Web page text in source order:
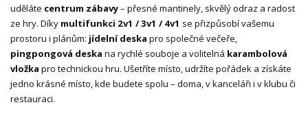
uděláte centrum zábavy– přesné mantinely, skvělý odraz a radost
ze hry. Díky multifunkci 2v1 / 3v1 / 4v1 se přizpůsobí vašemu
prostoru i plánům: jídelní deska pro společné večeře,
pingpongová deska na rychlé souboje a volitelná karambolová
vložka pro technickou hru. Ušetříte místo, udržíte pořádek a získáte
jedno krásné místo, kde budete spolu – doma, v kanceláři i v klubu či
restauraci.